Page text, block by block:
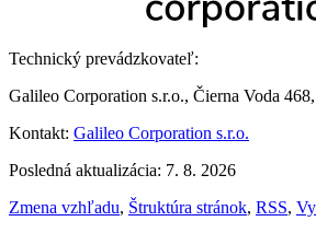
Technický prevádzkovateľ:
Galileo Corporation s.r.o., Čierna Voda
Kontakt: Galileo Corporation s.r.o.
Posledná aktualizácia: 7. 8. 2026
Zmena vzhľadu, Štruktúra stránok, RSS,